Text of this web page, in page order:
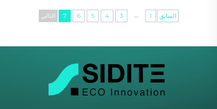
السابق 1
...
3
4
5
6
7 التالي